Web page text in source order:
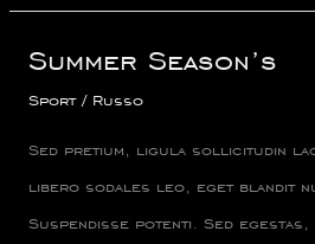
Summer Season’s
Sport/ Russo
Sed pretium, ligula sollicitudin
libero sodales leo, eget blandit
Suspendisse potenti. Sed
Summer
Season’s